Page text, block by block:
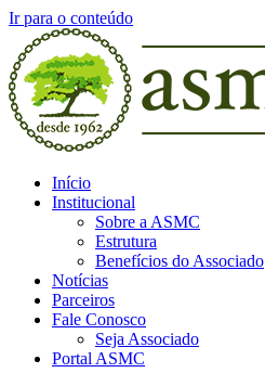
Ir para o conteúdo
Início
Institucional
Sobre a ASMC
Estrutura
Benefícios do Associado
Notícias
Parceiros
Fale Conosco
Seja Associado
Portal ASMC